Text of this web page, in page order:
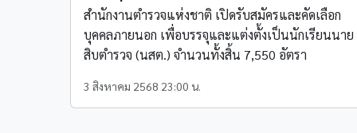
สำนักงานตำรวจแห่งชาติ เปิดรับสมัครและคัดเลือก
บุคคลภายนอก เพื่อบรรจุและแต่งตั้งเป็นนักเรียนนาย
สิบตำรวจ (นสต.) จำนวนทั้งสิ้น 7,550 อัตรา
3 สิงหาคม 2568 23:00 น.